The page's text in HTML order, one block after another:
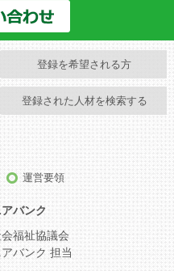
登録を希望される方
登録された人材を検索する
運営要領
バンク
福祉協議会
バンク 担当